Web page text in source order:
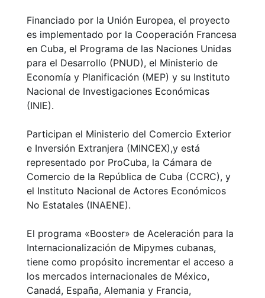
Financiado por la Unión Europea, el proyecto
es implementado por la Cooperación Francesa
en Cuba, el Programa de las Naciones Unidas
para el Desarrollo (PNUD), el Ministerio de
Economía y Planificación (MEP) y su Instituto
Nacional de Investigaciones Económicas
(INIE).
Participan el Ministerio del Comercio Exterior
e Inversión Extranjera (MINCEX),y está
representado por ProCuba, la Cámara de
Comercio de la República de Cuba (CCRC), y
el Instituto Nacional de Actores Económicos
No Estatales (INAENE).
El programa «Booster» de Aceleración para la
Internacionalización de Mipymes cubanas,
tiene como propósito incrementar el acceso a
los mercados internacionales de México,
Canadá, España, Alemania y Francia,